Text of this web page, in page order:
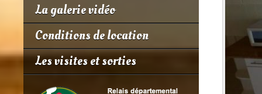
La galerie vidéo
Conditions de location
Les visites et sorties